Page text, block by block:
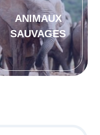
ANIMAUX
SAUVAGES